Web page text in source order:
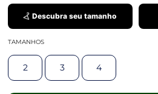
Descubra seu tamanho
TAMANHOS
2 3 4